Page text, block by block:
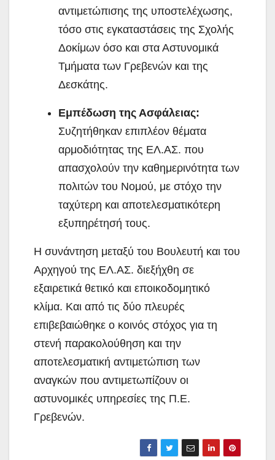
αντιμετώπισης της υποστελέχωσης,
τόσο στις εγκαταστάσεις της Σχολής
Δοκίμων όσο και στα Αστυνομικά
Τμήματα των Γρεβενών και της
Δεσκάτης.
Εμπέδωση της Ασφάλειας:
Συζητήθηκαν επιπλέον θέματα
αρμοδιότητας της ΕΛ.ΑΣ. που
απασχολούν την καθημερινότητα των
πολιτών του Νομού, με στόχο την
ταχύτερη και αποτελεσματικότερη
εξυπηρέτησή τους.
Η συνάντηση μεταξύ του Βουλευτή και του
Αρχηγού της ΕΛ.ΑΣ. διεξήχθη σε
εξαιρετικά θετικό και εποικοδομητικό
κλίμα. Και από τις δύο πλευρές
επιβεβαιώθηκε ο κοινός στόχος για τη
στενή παρακολούθηση και την
αποτελεσματική αντιμετώπιση των
αναγκών που αντιμετωπίζουν οι
αστυνομικές υπηρεσίες της Π.Ε.
Γρεβενών.